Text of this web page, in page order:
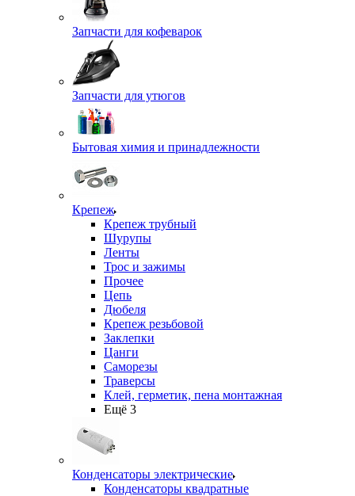
Запчасти для кофеварок
Запчасти для утюгов
Бытовая химия и принадлежности
Крепеж
Крепеж трубный
Шурупы
Ленты
Трос и зажимы
Прочее
Цепь
Дюбеля
Крепеж резьбовой
Заклепки
Цанги
Саморезы
Траверсы
Клей, герметик, пена монтажная
Ещё 3
Конденсаторы электрические
Конденсаторы квадратные